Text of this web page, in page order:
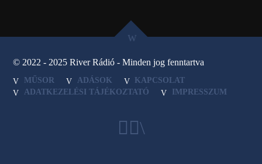
© 2022 - 2025 River Rádió - Minden jog fenntartva
MŰSOR ADÁSOK
KAPCSOLAT
ADATKEZELÉSI TÁJÉKOZTATÓ
IMPRESSZUM